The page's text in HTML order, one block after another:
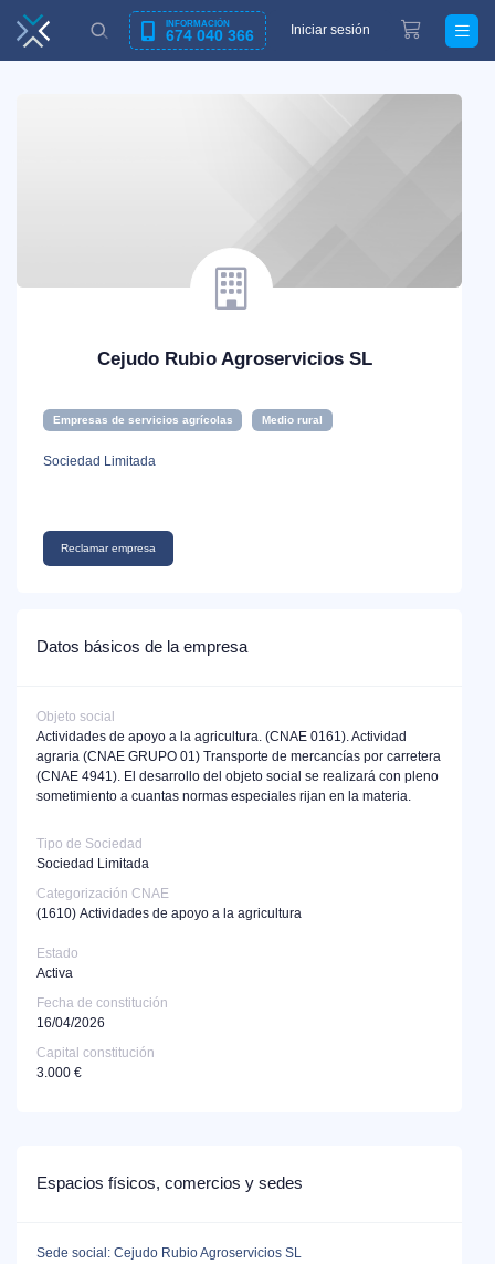
INFORMACIÓN
674 040 366 Iniciar sesión
Cejudo Rubio Agroservicios SL
Empresas de servicios agrícolas Medio rural
Sociedad Limitada
Reclamar empresa
Datos básicos de la empresa
Objeto social
Actividades de apoyo a la agricultura. (CNAE 0161). Actividad
agraria (CNAE GRUPO 01) Transporte de mercancías por carretera
(CNAE 4941). El desarrollo del objeto social se realizará con pleno
sometimiento a cuantas normas especiales rijan en la materia.
Tipo de Sociedad
Sociedad Limitada
Categorización CNAE
(1610) Actividades de apoyo a la agricultura
Estado
Activa
Fecha de constitución
16/04/2026
Capital constitución
3.000 €
Espacios físicos, comercios y sedes
Sede social: Cejudo Rubio Agroservicios SL